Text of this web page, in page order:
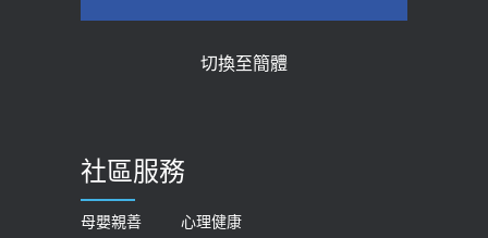
切換至簡體
社區服務
母嬰親善
心理健康